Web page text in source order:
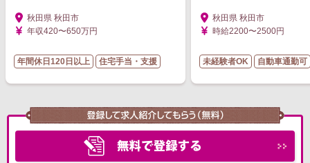
秋田県 秋田市
年収420〜650万円
年間休日120日以上 住宅手当・支援
秋田県 秋田市
時給2200〜2500円
未経験者OK 自動車通勤可